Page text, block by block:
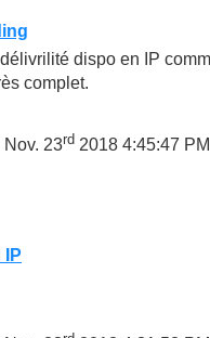
dispo en IP
complet.
Nov. 23rd 2018 4:45:47 PM
IP